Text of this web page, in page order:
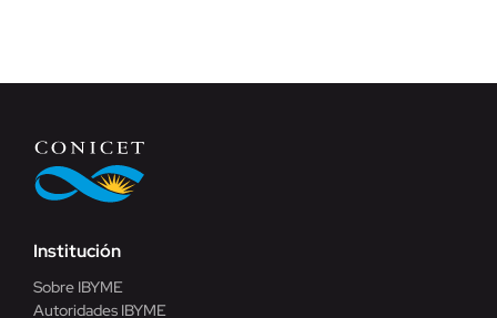
Institución
Sobre IBYME
Autoridades IBYME